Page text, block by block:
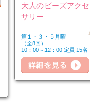
大人のビーズアクセ
サリー
第１・３・５月曜
（全8回）
10：00～12：00 定員 15名